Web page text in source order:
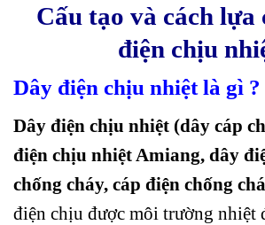
Cấu tạo và cách lựa
điện chịu
Dây điện chịu nhiệt là gì ?
Dây điện chịu nhiệt (dây cáp
điện chịu nhiệt Amiang, dây
chống cháy, cáp điện chống
điện chịu được môi trường nhiệt